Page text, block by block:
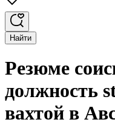
Найти
Резюме
должность
вахтой в